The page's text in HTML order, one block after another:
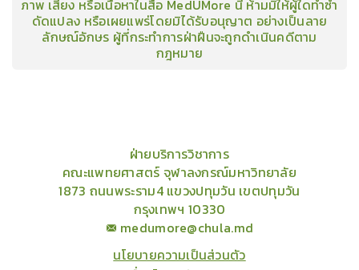
ภาพ เสียง หรือเนื้อหาในสื่อ MedUMore นี้ ห้ามมิให้ผู้ใดทำซ้ำ
ดัดแปลง หรือเผยแพร่โดยมิได้รับอนุญาต อย่างเป็นลาย
ลักษณ์อักษร ผู้ที่กระทำการฝ่าฝืนจะถูกดำเนินคดีตาม
กฎหมาย
ฝ่ายบริการวิชาการ
คณะแพทยศาสตร์ จุฬาลงกรณ์มหาวิทยาลัย
1873 ถนนพระราม4 แขวงปทุมวัน เขตปทุมวัน
กรุงเทพฯ 10330
medumore@chula.md
นโยบายความเป็นส่วนตัว